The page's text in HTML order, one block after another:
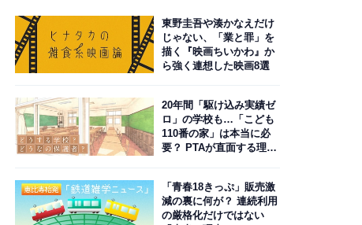
東野圭吾や湊かなえだけ
じゃない、「業と罪」を
描く『映画ちいかわ』か
ら強く連想した映画8選
20年間「駆け込み実績ゼ
ロ」の学校も…「こども
110番の家」は本当に必
要？ PTAが直面する理想
「青春18きっぷ」販売激
減の裏に何が？ 連続利用
の厳格化だけではない